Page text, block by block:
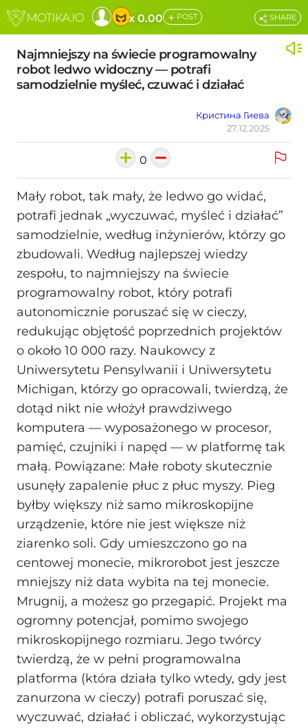
x 0.00 + POST
Najmniejszy na świecie programowalny
robot ledwo widoczny — potrafi
samodzielnie myśleć, czuwać i działać
Кристина Гиева
27.12.2025
SHARE
0
Mały robot, tak mały, że ledwo go widać,
potrafi jednak „wyczuwać, myśleć i działać”
samodzielnie, według inżynierów, którzy go
zbudowali. Według najlepszej wiedzy
zespołu, to najmniejszy na świecie
programowalny robot, który potrafi
autonomicznie poruszać się w cieczy,
redukując objętość poprzednich projektów
o około 10 000 razy. Naukowcy z
Uniwersytetu Pensylwanii i Uniwersytetu
Michigan, którzy go opracowali, twierdzą, że
dotąd nikt nie włożył prawdziwego
komputera — wyposażonego w procesor,
pamięć, czujniki i napęd — w platformę tak
małą. Powiązane: Małe roboty skutecznie
usunęły zapalenie płuc z płuc myszy. Pieg
byłby większy niż samo mikroskopijne
urządzenie, które nie jest większe niż
ziarenko soli. Gdy umieszczono go na
centowej monecie, mikrorobot jest jeszcze
mniejszy niż data wybita na tej monecie.
Mrugnij, a możesz go przegapić. Projekt ma
ogromny potencjał, pomimo swojego
mikroskopijnego rozmiaru. Jego twórcy
twierdzą, że w pełni programowalna
platforma (która działa tylko wtedy, gdy jest
zanurzona w cieczy) potrafi poruszać się,
wyczuwać, działać i obliczać, wykorzystując